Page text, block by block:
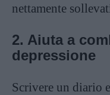
nettamente
2. Aiuta a
depressione
Scrivere un diario